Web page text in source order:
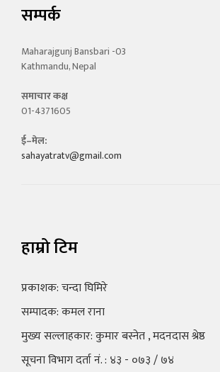
सम्पर्क
Maharajgunj Bansbari -03
Kathmandu, Nepal
समाचार कक्ष
01-4371605
ई–मेल:
sahayatratv@gmail.com
हाम्रो टिम
प्रकाशक: चन्दा घिमिरे
सम्पादक: कमल राना
मुख्य सल्लाहकार: कुमार बस्नेत , मदनदास श्रेष्ठ
सूचना विभाग दर्ता नं. : ४३ - ०७३ / ७४